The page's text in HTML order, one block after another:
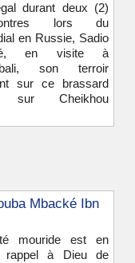
durant deux (2)
lors du
en Russie, Sadio
en visite à
son terroir
sur ce brassard
sur Cheikhou
Mbacké Ibn
mouride est en
rappel à Dieu de